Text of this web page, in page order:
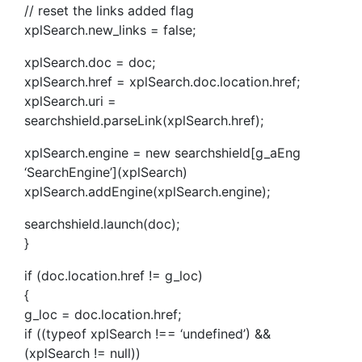
// reset the links added flag
xplSearch.new_links = false;
xplSearch.doc = doc;
xplSearch.href = xplSearch.doc.location.href;
xplSearch.uri =
searchshield.parseLink(xplSearch.href);
xplSearch.engine = new searchshield[g_aEng
‘SearchEngine’](xplSearch)
xplSearch.addEngine(xplSearch.engine);
searchshield.launch(doc);
}
if (doc.location.href != g_loc)
{
g_loc = doc.location.href;
if ((typeof xplSearch !== ‘undefined’) &&
(xplSearch != null))